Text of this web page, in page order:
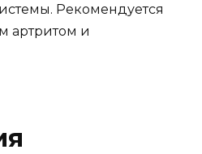
Рекомендуется
артритом и